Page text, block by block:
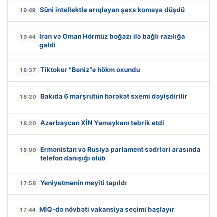
19:49 Süni intellektlə arıqlayan şəxs komaya düşdü
19:44 İran və Oman Hörmüz boğazı ilə bağlı razılığa
gəldi
18:37 Tiktoker “Beniz”ə hökm oxundu
18:20 Bakıda 6 marşrutun hərəkət sxemi dəyişdirilir
18:20 Azərbaycan XİN Yamaykanı təbrik etdi
18:00
Ermənistan və Rusiya parlament sədrləri arasında
telefon danışığı olub
17:58 Yeniyetmənin meyiti tapıldı
17:44 MİQ-də növbəti vakansiya seçimi başlayır